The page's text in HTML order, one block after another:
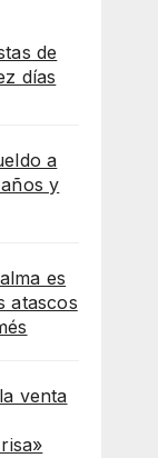
de
días
a
y
es
atascos
venta